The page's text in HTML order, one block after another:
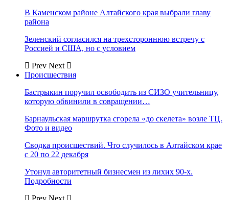
В Каменском районе Алтайского края выбрали главу
района
Зеленский согласился на трехстороннюю встречу с
Россией и США, но с условием
Prev Next
Происшествия
Бастрыкин поручил освободить из СИЗО учительницу,
которую обвинили в совращении…
Барнаульская маршрутка сгорела «до скелета» возле ТЦ.
Фото и видео
Сводка происшествий. Что случилось в Алтайском крае
с 20 по 22 декабря
Утонул авторитетный бизнесмен из лихих 90-х.
Подробности
Prev Next